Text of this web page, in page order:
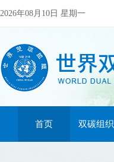
2026年08月10日 星期一
首页 双碳组织